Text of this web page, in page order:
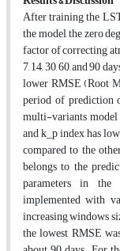
After training the
the model, the zero
factor of correcting
7, 14, 30, 60, and 90
lower RMSE (Root
period of prediction
multi-variants
and k_p index has
compared to the
belongs to the
parameters in the
implemented with
increasing windows
the lowest RMSE